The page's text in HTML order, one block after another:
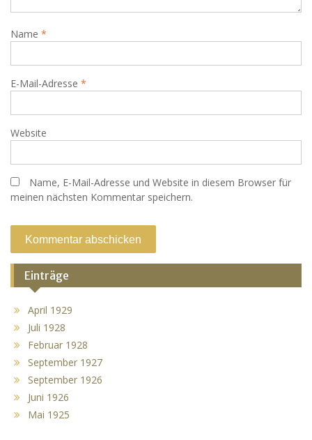
Name *
E-Mail-Adresse *
Website
Name, E-Mail-Adresse und Website in diesem Browser für
meinen nächsten Kommentar speichern.
Einträge
April 1929
Juli 1928
Februar 1928
September 1927
September 1926
Juni 1926
Mai 1925